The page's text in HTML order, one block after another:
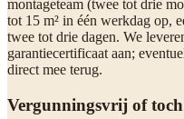
montageteam (twee tot drie
tot 15 m² in één werkdag op,
twee tot drie dagen. We
garantiecertificaat aan;
direct mee terug.
Vergunningsvrij of